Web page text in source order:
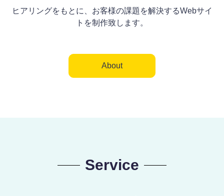
ヒアリングをもとに、お客様の課題を解決するWebサイ
トを制作致します。
About
Service